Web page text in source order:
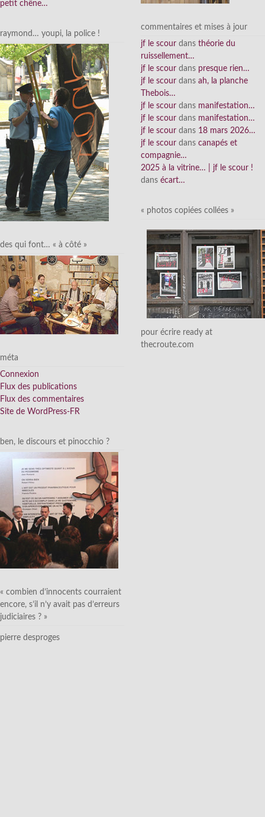
petit chêne…
raymond… youpi, la police !
des qui font… « à côté »
méta
Connexion
Flux des publications
Flux des commentaires
Site de WordPress-FR
ben, le discours et pinocchio ?
« combien d’innocents courraient
encore, s’il n’y avait pas d’erreurs
judiciaires ? »
pierre desproges
commentaires et mises à jour
jf le scour dans théorie du
ruissellement…
jf le scour dans presque rien…
jf le scour dans ah, la planche
Thebois…
jf le scour dans manifestation…
jf le scour dans manifestation…
jf le scour dans 18 mars 2026…
jf le scour dans canapés et
compagnie…
2025 à la vitrine… | jf le scour !
dans écart…
« photos copiées collées »
pour écrire ready at
thecroute.com